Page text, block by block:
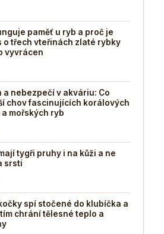
paměť u ryb a proč je
o třech vteřinách zlaté rybky
vyvrácen
a nebezpečí v akváriu: Co
chov fascinujících korálových
a mořských ryb
tygři pruhy i na kůži a ne
srsti
spí stočené do klubíčka a
chrání tělesné teplo a